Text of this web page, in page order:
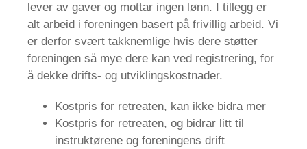
lever av gaver og mottar ingen lønn. I tillegg er
alt arbeid i foreningen basert på frivillig arbeid. Vi
er derfor svært takknemlige hvis dere støtter
foreningen så mye dere kan ved registrering, for
å dekke drifts- og utviklingskostnader.
Kostpris for retreaten, kan ikke bidra mer
Kostpris for retreaten, og bidrar litt til
instruktørene og foreningens drift